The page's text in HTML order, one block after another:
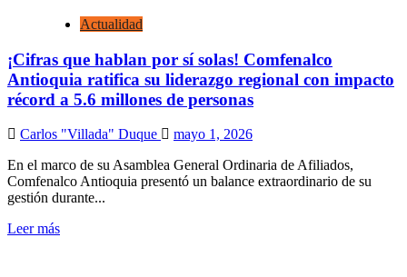
Actualidad
¡Cifras que hablan por sí solas! Comfenalco
Antioquia ratifica su liderazgo regional con impacto
récord a 5.6 millones de personas
Carlos "Villada" Duque
mayo 1, 2026
En el marco de su Asamblea General Ordinaria de Afiliados,
Comfenalco Antioquia presentó un balance extraordinario de su
gestión durante...
Leer más